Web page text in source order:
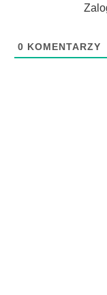
0 KOMENTARZY